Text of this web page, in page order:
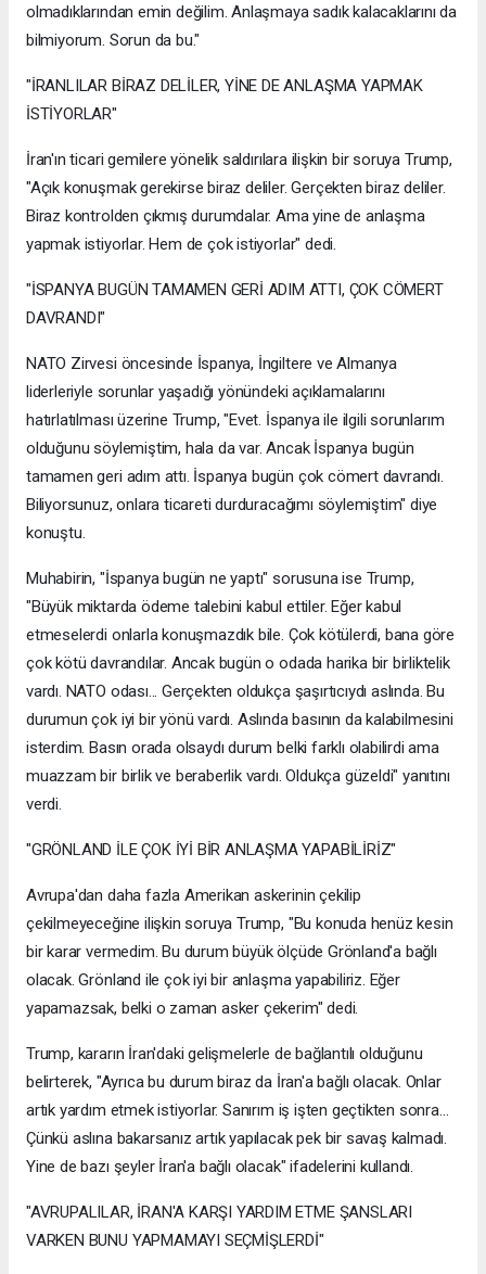
olmadıklarından emin değilim. Anlaşmaya sadık kalacaklarını da
bilmiyorum. Sorun da bu."
"İRANLILAR BİRAZ DELİLER, YİNE DE ANLAŞMA YAPMAK
İSTİYORLAR"
İran'ın ticari gemilere yönelik saldırılara ilişkin bir soruya Trump,
"Açık konuşmak gerekirse biraz deliler. Gerçekten biraz deliler.
Biraz kontrolden çıkmış durumdalar. Ama yine de anlaşma
yapmak istiyorlar. Hem de çok istiyorlar" dedi.
"İSPANYA BUGÜN TAMAMEN GERİ ADIM ATTI, ÇOK CÖMERT
DAVRANDI"
NATO Zirvesi öncesinde İspanya, İngiltere ve Almanya
liderleriyle sorunlar yaşadığı yönündeki açıklamalarını
hatırlatılması üzerine Trump, "Evet. İspanya ile ilgili sorunlarım
olduğunu söylemiştim, hala da var. Ancak İspanya bugün
tamamen geri adım attı. İspanya bugün çok cömert davrandı.
Biliyorsunuz, onlara ticareti durduracağımı söylemiştim" diye
konuştu.
Muhabirin, "İspanya bugün ne yaptı" sorusuna ise Trump,
"Büyük miktarda ödeme talebini kabul ettiler. Eğer kabul
etmeselerdi onlarla konuşmazdık bile. Çok kötülerdi, bana göre
çok kötü davrandılar. Ancak bugün o odada harika bir birliktelik
vardı. NATO odası... Gerçekten oldukça şaşırtıcıydı aslında. Bu
durumun çok iyi bir yönü vardı. Aslında basının da kalabilmesini
isterdim. Basın orada olsaydı durum belki farklı olabilirdi ama
muazzam bir birlik ve beraberlik vardı. Oldukça güzeldi" yanıtını
verdi.
"GRÖNLAND İLE ÇOK İYİ BİR ANLAŞMA YAPABİLİRİZ"
Avrupa'dan daha fazla Amerikan askerinin çekilip
çekilmeyeceğine ilişkin soruya Trump, "Bu konuda henüz kesin
bir karar vermedim. Bu durum büyük ölçüde Grönland'a bağlı
olacak. Grönland ile çok iyi bir anlaşma yapabiliriz. Eğer
yapamazsak, belki o zaman asker çekerim" dedi.
Trump, kararın İran'daki gelişmelerle de bağlantılı olduğunu
belirterek, "Ayrıca bu durum biraz da İran'a bağlı olacak. Onlar
artık yardım etmek istiyorlar. Sanırım iş işten geçtikten sonra...
Çünkü aslına bakarsanız artık yapılacak pek bir savaş kalmadı.
Yine de bazı şeyler İran'a bağlı olacak" ifadelerini kullandı.
"AVRUPALILAR, İRAN'A KARŞI YARDIM ETME ŞANSLARI
VARKEN BUNU YAPMAMAYI SEÇMİŞLERDİ"